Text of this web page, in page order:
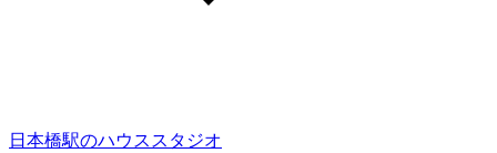
日本橋駅のハウススタジオ